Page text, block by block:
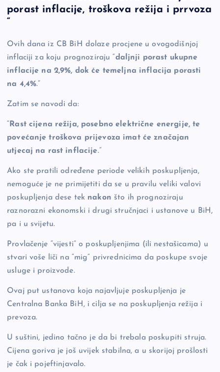
e
o
o
k
y
n
k
n
er
e
porast inflacije, troškova režija i prrvoza
“
Ovih dana iz CB BiH dolaze procjene u ovogodišnjoj
inflaciji za koju prognoziraju “daljnji porast ukupne
inflacije na 2,9%, dok će temeljna inflacija porasti
na 4,4%.”
Zatim se navodi da:
“ Rast cijena režija, posebno električne energije, te
povećanje troškova prijevoza imat će značajan
utjecaj na rast inflacije.”
Ako ste pratili određene periode velikih poskupljenja,
nemoguće je ne primijetiti da se u pravilu veliki valovi
poskupljenja dese tek nakon što ih prognoziraju
raznorazni ekonomski i drugi stručnjaci i ustanove u BiH,
pa i u svijetu.
Provlačenje “vijesti” o poskupljenjima (ili nestašicama) u
stvari voše liči na “mig” privrednicima da poskupe svoje
usluge i proizvode.
Ovaj put ustanova koja najavljuje poskupljenja je
Centralna Banka BiH, i cilja se na poskupljenja režija i
prevoza.
U suštini, jedino tačno je da bi trebala poskupiti struja.
Cijena goriva je još uvijek stabilna, a u skorijoj prošlosti
je čak i pojeftinjavalo.